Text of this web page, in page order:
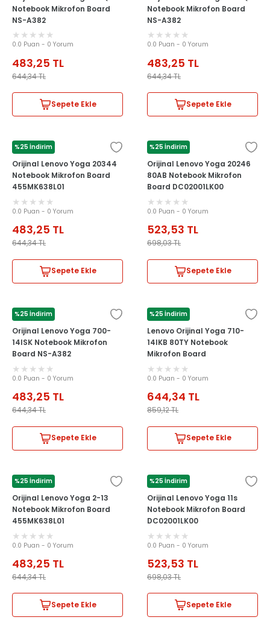
Notebook Mikrofon Board
NS-A382
0.0 Puan - 0 Yorum
483,25 TL
644,34TL
Sepete Ekle
Notebook Mikrofon Board
NS-A382
0.0 Puan - 0 Yorum
483,25 TL
644,34TL
Sepete Ekle
%25 İndirim
LENOVO
Orijinal Lenovo Yoga 20344
Notebook Mikrofon Board
455MK638L01
0.0 Puan - 0 Yorum
483,25 TL
644,34TL
Sepete Ekle
%25 İndirim
LENOVO
Orijinal Lenovo Yoga 20246
80AB Notebook Mikrofon
Board DC02001LK00
0.0 Puan - 0 Yorum
523,53 TL
698,03TL
Sepete Ekle
%25 İndirim
LENOVO
Orijinal Lenovo Yoga 700-
14ISK Notebook Mikrofon
Board NS-A382
0.0 Puan - 0 Yorum
483,25 TL
644,34TL
Sepete Ekle
%25 İndirim
LENOVO
Lenovo Orijinal Yoga 710-
14IKB 80TY Notebook
Mikrofon Board
0.0 Puan - 0 Yorum
644,34 TL
859,12TL
Sepete Ekle
%25 İndirim
LENOVO
Orijinal Lenovo Yoga 2-13
Notebook Mikrofon Board
455MK638L01
0.0 Puan - 0 Yorum
483,25 TL
644,34TL
Sepete Ekle
%25 İndirim
LENOVO
Orijinal Lenovo Yoga 11s
Notebook Mikrofon Board
DC02001LK00
0.0 Puan - 0 Yorum
523,53 TL
698,03TL
Sepete Ekle